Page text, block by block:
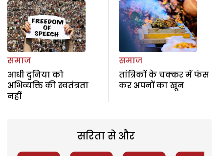
समाज
आधी दुनिया को
अभिव्यक्ति की स्वतंत्रता
नहीं
समाज
तांत्रिकों के चक्कर में फंस
कर अपनों का खून
सरिता से और